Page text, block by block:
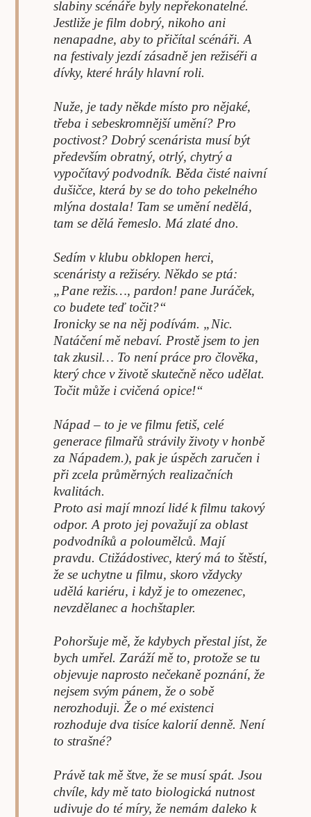
slabiny scénáře byly nepřekonatelné.
Jestliže je film dobrý, nikoho ani
nenapadne, aby to přičítal scénáři. A
na festivaly jezdí zásadně jen režiséři a
dívky, které hrály hlavní roli.
Nuže, je tady někde místo pro nějaké,
třeba i sebeskromnější umění? Pro
poctivost? Dobrý scenárista musí být
především obratný, otrlý, chytrý a
vypočítavý podvodník. Běda čisté naivní
dušičce, která by se do toho pekelného
mlýna dostala! Tam se umění nedělá,
tam se dělá řemeslo. Má zlaté dno.
Sedím v klubu obklopen herci,
scenáristy a režiséry. Někdo se ptá:
„Pane režis…, pardon! pane Juráček,
co budete teď točit?“
Ironicky se na něj podívám. „Nic.
Natáčení mě nebaví. Prostě jsem to jen
tak zkusil… To není práce pro člověka,
který chce v životě skutečně něco udělat.
Točit může i cvičená opice!“
Nápad – to je ve filmu fetiš, celé
generace filmařů strávily životy v honbě
za Nápadem.), pak je úspěch zaručen i
při zcela průměrných realizačních
kvalitách.
Proto asi mají mnozí lidé k filmu takový
odpor. A proto jej považují za oblast
podvodníků a poloumělců. Mají
pravdu. Ctižádostivec, který má to štěstí,
že se uchytne u filmu, skoro vždycky
udělá kariéru, i když je to omezenec,
nevzdělanec a hochštapler.
Pohoršuje mě, že kdybych přestal jíst, že
bych umřel. Zaráží mě to, protože se tu
objevuje naprosto nečekaně poznání, že
nejsem svým pánem, že o sobě
nerozhoduji. Že o mé existenci
rozhoduje dva tisíce kalorií denně. Není
to strašné?
Právě tak mě štve, že se musí spát. Jsou
chvíle, kdy mě tato biologická nutnost
udivuje do té míry, že nemám daleko k